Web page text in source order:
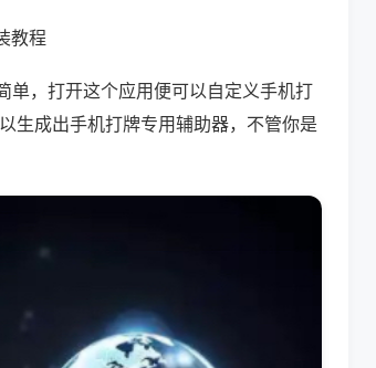
教程
单，打开这个应用便可以自定义手机打
生成出手机打牌专用辅助器，不管你是